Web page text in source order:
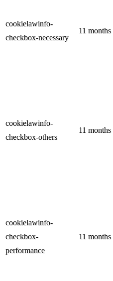
cookielawinfo-
checkbox-necessary
11 months
cookielawinfo-
checkbox-others
11 months
cookielawinfo-
checkbox-
performance
11 months